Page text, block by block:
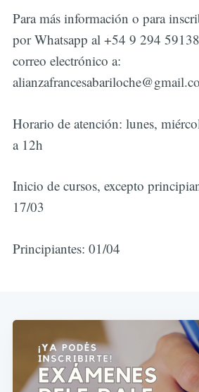
Para más información o para
por Whatsapp al +54 9 294
correo electrónico a:
Horario de atención: lunes,
a 12h
Inicio de cursos, excepto
17/03
Principiantes: 01/04